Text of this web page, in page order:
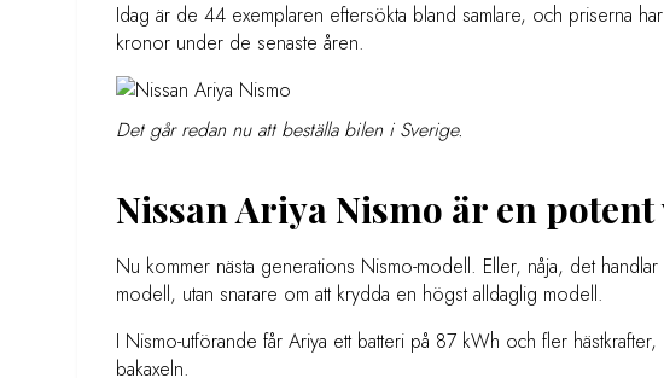
Idag är de 44 exemplaren eftersökta bland samlare, och priserna
kronor under de senaste åren.
Det går redan nu att beställa bilen i Sverige.
Nissan Ariya Nismo är en
Nu kommer nästa generations Nismo-modell. Eller, nåja, det
modell, utan snarare om att krydda en högst alldaglig modell.
I Nismo-utförande får Ariya ett batteri på 87 kWh och fler
bakaxeln.